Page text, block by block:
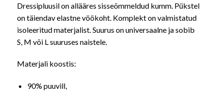
Dressipluusil on allääres sisseõmmeldud kumm. Pükstel
on täiendav elastne vöökoht. Komplekt on valmistatud
isoleeritud materjalist. Suurus on universaalne ja sobib
S, M või L suuruses naistele.
Materjali koostis:
90% puuvill,